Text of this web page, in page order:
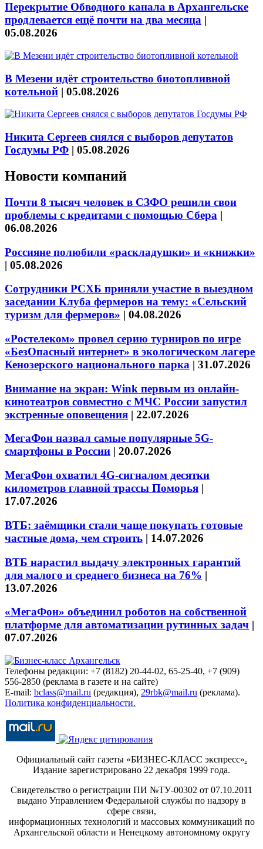
Перекрытие Обводного канала в Архангельске
продлевается ещё почти на два месяца |
05.08.2026
В Мезени идёт строительство биотопливной
котельной | 05.08.2026
Никита Сергеев снялся с выборов депутатов
Госдумы РФ | 05.08.2026
Новости компаний
Почти 8 тысяч человек в СЗФО решили свои
проблемы с кредитами с помощью Сбера |
06.08.2026
Россияне полюбили «раскладушки» и «книжки»
| 05.08.2026
Сотрудники РСХБ приняли участие в выездном
заседании Клуба фермеров на тему: «Сельский
туризм для фермеров» | 04.08.2026
«Ростелеком» провел серию турниров по игре
«БезОпасный интернет» в экологическом лагере
Кенозерского национального парка | 31.07.2026
Внимание на экран: Wink первым из онлайн-
кинотеатров совместно с МЧС России запустил
экстренные оповещения | 22.07.2026
МегаФон назвал самые популярные 5G-
смартфоны в России | 20.07.2026
МегаФон охватил 4G-сигналом десятки
километров главной трассы Поморья |
17.07.2026
ВТБ: заёмщики стали чаще покупать готовые
частные дома, чем строить | 14.07.2026
ВТБ нарастил выдачу электронных гарантий
для малого и среднего бизнеса на 76% |
13.07.2026
«МегаФон» объединил роботов на собственной
платформе для автоматизации рутинных задач |
07.07.2026
Телефоны редакции: +7 (8182) 20-44-02, 65-25-40, +7 (909)
556-2850 (реклама в газете и на сайте)
E-mail: bclass@mail.ru (редакция), 29rbk@mail.ru (реклама).
Политика конфиденциальности.
Официальный сайт газеты «БИЗНЕС-КЛАСС экспресс».
Издание зарегистрировано 22 декабря 1999 года.
Свидетельство о регистрации ПИ №ТУ-00302 от 07.10.2011
выдано Управлением Федеральной службы по надзору в
сфере связи,
информационных технологий и массовых коммуникаций по
Архангельской области и Ненецкому автономному округу